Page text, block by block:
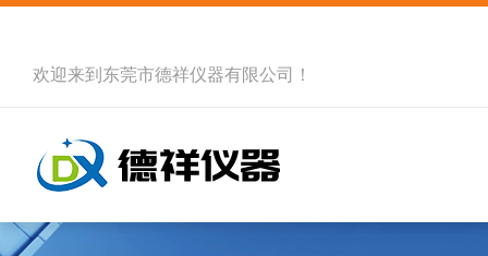
欢迎来到 东莞市德祥仪器有限公司 ！